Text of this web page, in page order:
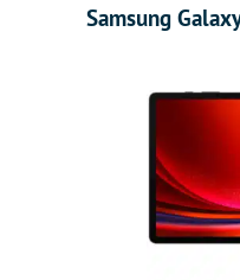
Samsung